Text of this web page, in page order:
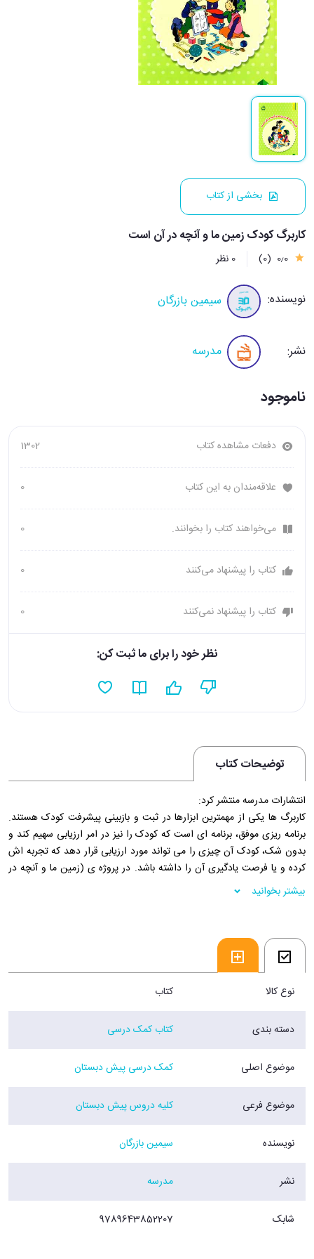
بخشی از کتاب
کاربرگ کودک زمین ما و آنچه در آن است
0٫0 (0) 0 نظر
نویسنده: سیمین بازرگان
نشر: مدرسه
ناموجود
دفعات مشاهده کتاب 1302
علاقه‌مندان به این کتاب 0
می‌خواهند کتاب را بخوانند. 0
کتاب را پیشنهاد می‌کنند 0
کتاب را پیشنهاد نمی‌کنند 0
نظر خود را برای ما ثبت کن:
توضیحات کتاب
انتشارات مدرسه منتشر کرد:
کاربرگ ها یکی از مهمترین ابزارها در ثبت و بازبینی پیشرفت کودک هستند.
برنامه ریزی موفق، برنامه ای است که کودک را نیز در امر ارزیابی سهیم کند و
بدون شک، کودک آن چیزی را می تواند مورد ارزیابی قرار دهد که تجربه اش
کرده و یا فرصت یادگیری آن را داشته باشد. در پروژه ی (زمین ما و آنچه در
آن است) برای کودکان فرصت های یادگیری بسیاری بر اساس برنامه ریزی چند
بعدی فراهم شده است. تعدد و تنوع این فرصت ها، امکان انتخاب فعالیت ها
امکانات بومی و محلی فراهم می کند.
فروشگاه اینترنتی 30بوک
بیشتر بخوانید
نوع کالا کتاب
دسته بندی کتاب کمک درسی
موضوع اصلی کمک درسی پیش دبستان
موضوع فرعی کلیه دروس پیش دبستان
نویسنده سیمین بازرگان
نشر مدرسه
شابک 9789643852207